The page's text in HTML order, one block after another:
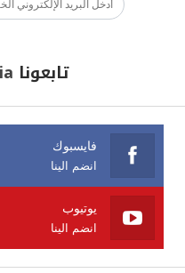
تابعونا
فايسبوك
انضم الينا
يوتيوب
انضم الينا